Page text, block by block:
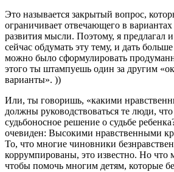
Это называется закрытый вопрос,
ограничивает отвечающего в
развития мысли. Поэтому, я предлагал
сейчас обдумать эту тему, и дать
можно было сформулировать
этого ты штампуешь один за другим
варианты». ))
Или, ты говоришь, «какими
должны руководствоваться те люди,
судьбоносное решение о судьбе
очевиден: Высокими нравственными
То, что многие чиновники
коррумпированы, это известно. Но что
чтобы помочь многим детям, которые